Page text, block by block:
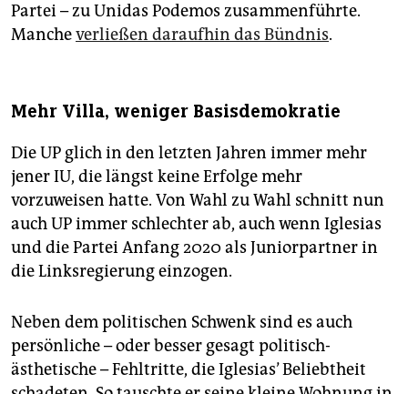
Partei – zu Unidas Podemos zusammenführte.
Mancheverließen daraufhin das Bündnis.
Mehr Villa, weniger Basisdemokratie
Die UP glich in den letzten Jahren immer mehr
jener IU, die längst keine Erfolge mehr
vorzuweisen hatte. Von Wahl zu Wahl schnitt nun
auch UP immer schlechter ab, auch wenn Iglesias
und die Partei Anfang 2020 als Juniorpartner in
die Linksregierung einzogen.
Neben dem politischen Schwenk sind es auch
persönliche – oder besser gesagt politisch-
ästhetische – Fehltritte, die Iglesias’ Beliebtheit